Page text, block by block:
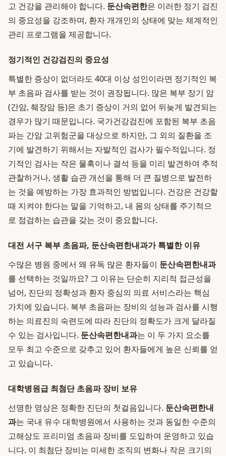
고 건강을 관리해야 합니다. 둔산속편한은 이러한 정기 검진
의 중요성을 강조하며, 환자 개개인의 상태에 맞는 체계적인
관리 프로그램을 제공합니다.
정기적인 건강검진의 중요성
특별한 증상이 없더라도 40대 이상 성인이라면 정기적인 복
부 초음파 검사를 받는 것이 권장됩니다. 많은 복부 장기 암
(간암, 췌장암 등)은 초기 증상이 거의 없어 뒤늦게 발견되는
경우가 많기 때문입니다. 국가건강검진에 포함된 복부 초음
파는 간암 고위험군을 대상으로 하지만, 그 외의 질환을 조
기에 발견하기 위해서는 자발적인 검사가 필수적입니다. 정
기적인 검사는 작은 물혹이나 결석 등을 미리 발견하여 추적
관찰하거나, 생활 습관 개선을 통해 더 큰 질병으로 발전하
는 것을 예방하는 가장 효과적인 방법입니다. 건강은 건강할
때 지켜야 한다는 말을 기억하고, 내 몸의 상태를 주기적으
로 점검하는 습관을 갖는 것이 중요합니다.
대전 서구 복부 초음파, 둔산속편한내과가 특별한 이유
수많은 병원 중에서 왜 유독 많은 환자들이 둔산속편한내과
를 선택하는 것일까요? 그 이유는 단순히 지리적 접근성을
넘어, 진단의 정확성과 환자 중심의 의료 서비스라는 핵심
가치에 있습니다. 복부 초음파는 장비의 성능과 검사를 시행
하는 의료진의 숙련도에 따라 진단의 정확도가 크게 달라질
수 있는 검사입니다. 둔산속편한내과는 이 두 가지 요소를
모두 최고 수준으로 갖추고 있어 환자들에게 높은 신뢰를 얻
고 있습니다.
대학병원급 최첨단 초음파 장비 보유
선명한 영상은 정확한 진단의 첫걸음입니다. 둔산속편한내
과는 국내 유수 대학병원에서 사용하는 것과 동일한 수준의
고해상도 프리미엄 초음파 장비를 도입하여 운영하고 있습
니다. 이 최첨단 장비는 미세한 조직의 변화나 작은 크기의